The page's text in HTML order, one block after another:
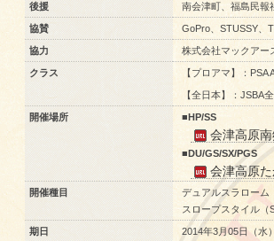
後援 南会津町、福島民報
協賛 GoPro、STUSSY、
協力 株式会社マックアー
クラス 【プロアマ】：
【全日本】：JSBA
開催場所 ■HP/SS
会津高原
■DU/GS/SX/PGS
会津高原
開催種目
デュアルスラローム
スロープスタイル（
期日 2014年3月05日（